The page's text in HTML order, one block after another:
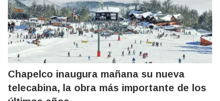
Chapelco inaugura mañana su nueva
telecabina, la obra más importante de los